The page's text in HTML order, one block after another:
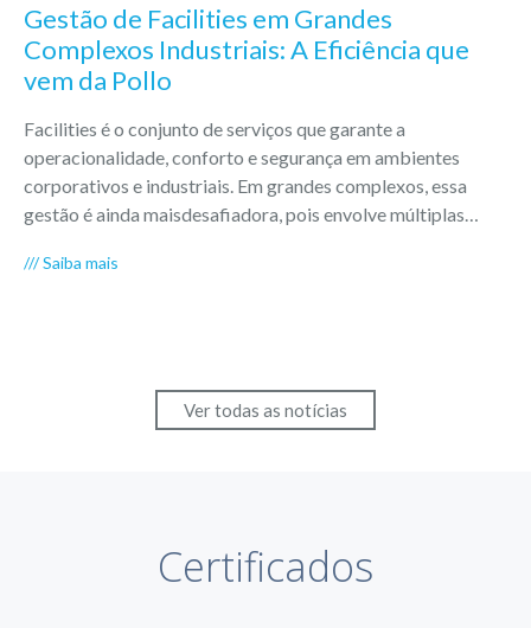
Gestão de Facilities em Grandes
Complexos Industriais: A Eficiência que
vem da Pollo
Facilities é o conjunto de serviços que garante a
operacionalidade, conforto e segurança em ambientes
corporativos e industriais. Em grandes complexos, essa
gestão é ainda maisdesafiadora, pois envolve múltiplas
coordenada.
/// Saiba mais
Ver todas as notícias
Certificados